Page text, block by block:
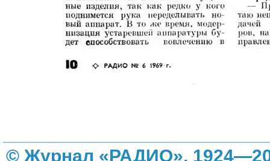
© Журнал «РАДИО»,